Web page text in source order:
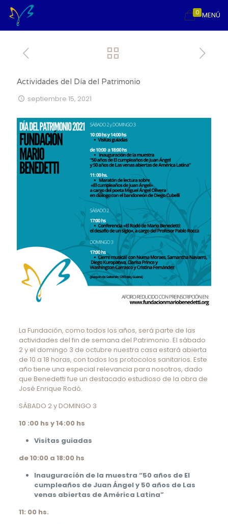
MENÚ
0
Actividades del Día del Patrimonio
septiembre 15, 2021
La Fundación, como todos los años, será parte de las
actividades del fin de semana del Patrimonio. El sábado
2 y el domingo 3 de octubre nuestra casa estará abierta
de 10 a 18 horas, con todos los protocolos sanitarios. Este
año tiene una especial relevancia para nosotros, dado
que Benedetti fue un destacado estudioso de la obra de
José Enrique Rodó.
SÁBADO 2 y DOMINGO 3
10 :00 hs y 14:00 hs
Visitas guiadas
de 10:00 a 18:00 hs
Inauguración de la muestra “50 años de El
cumpleaños de Juan Ángely 50 años de Las
venas abiertas de América Latina”
11: 00 hs.